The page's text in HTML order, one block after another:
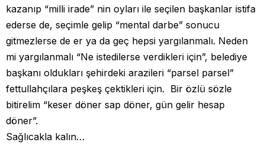
kazanıp “milli irade” nin oyları ile seçilen başkanlar istifa
ederse de, seçimle gelip “mental darbe” sonucu
gitmezlerse de er ya da geç hepsi yargılanmalı. Neden
mi yargılanmalı “Ne istedilerse verdikleri için”, belediye
başkanı oldukları şehirdeki arazileri “parsel parsel”
fettullahçılara peşkeş çektikleri için. Bir özlü sözle
bitirelim “keser döner sap döner, gün gelir hesap
döner”.
Sağlıcakla kalın…